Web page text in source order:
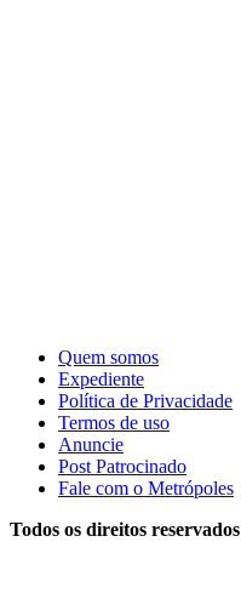
Quem somos
Expediente
Política de Privacidade
Termos de uso
Anuncie
Post Patrocinado
Fale com o Metrópoles
Todos os direitos reservados